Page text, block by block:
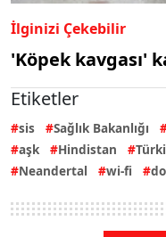
İlginizi Çekebilir
'Köpek kavgası'
Etiketler
sis Sağlık Bakanlığı
aşk
Hindistan
Neandertal
wi-fi